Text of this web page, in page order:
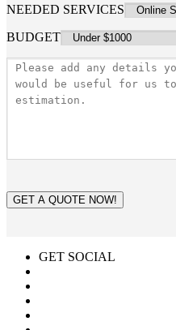
NEEDED SERVICES
BUDGET
GET A QUOTE NOW!
GET SOCIAL